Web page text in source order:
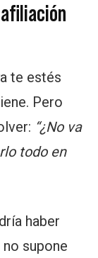
te estés
Pero
“¿No va
todo en
haber
supone